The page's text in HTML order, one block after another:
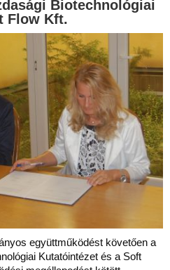
Biotechnológiai
Flow Kft.
együttműködést követően a
Kutatóintézet és a Soft